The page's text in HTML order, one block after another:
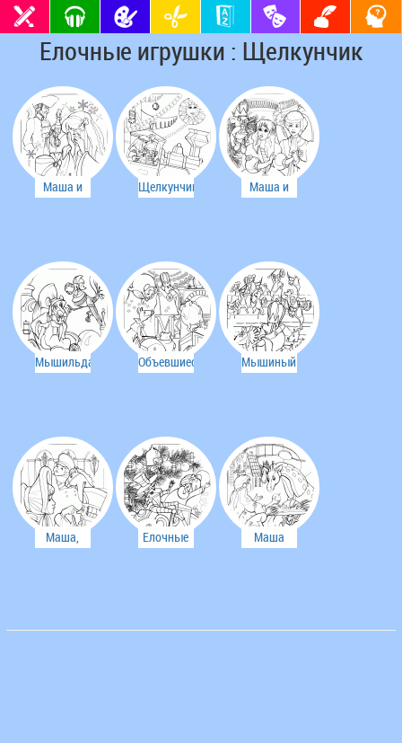
Елочные игрушки : Щелкунчик
Маша и
Щелкунчик
Маша и
Мышильда
Объевшиеся
Мышиный
Маша,
Елочные
Маша